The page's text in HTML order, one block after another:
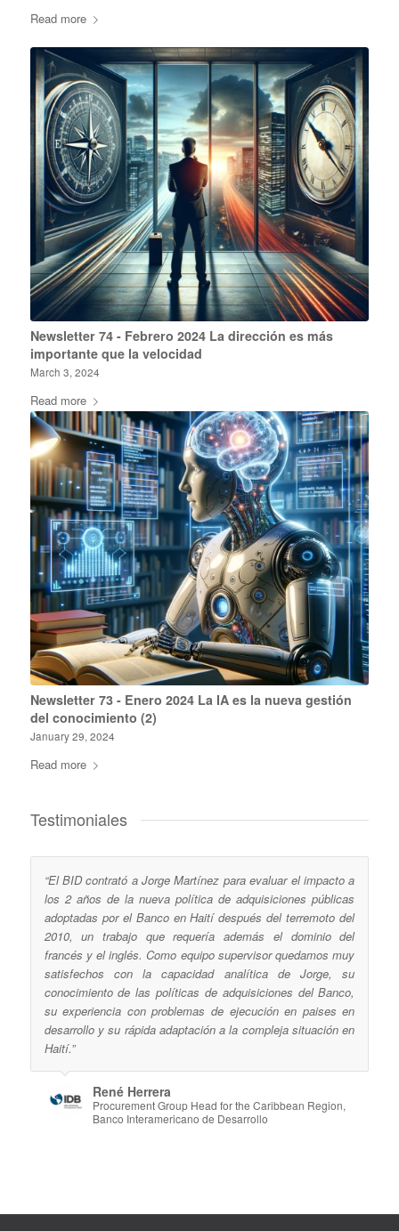
Read more
Newsletter 74 - Febrero 2024 La dirección es más
importante que la velocidad
March 3, 2024
Read more
Newsletter 73 - Enero 2024 La IA es la nueva gestión
del conocimiento (2)
January 29, 2024
Read more
Testimoniales
“El BID contrató a Jorge Martínez para evaluar el impacto a
los 2 años de la nueva política de adquisiciones públicas
adoptadas por el Banco en Haití después del terremoto del
2010, un trabajo que requería además el dominio del
francés y el inglés. Como equipo supervisor quedamos muy
satisfechos con la capacidad analítica de Jorge, su
conocimiento de las políticas de adquisiciones del Banco,
su experiencia con problemas de ejecución en paises en
desarrollo y su rápida adaptación a la compleja situación en
Haití.”
René Herrera
Procurement Group Head for the Caribbean Region,
Banco Interamericano de Desarrollo